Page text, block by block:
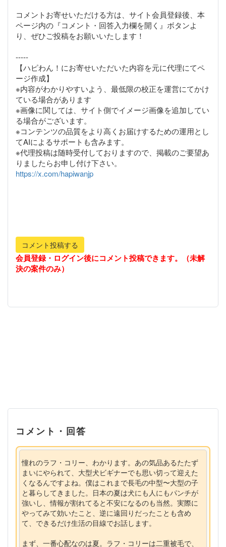
コメントお寄せいただける方は、サイト会員登録後、本
ページ内の『コメント・回答入力欄を開く』ボタンよ
り、ぜひご投稿をお願いいたします！
-----
【ハピわん！にお寄せいただいた内容を元に代理にてペ
ージ作成】
※内容がわかりやすいよう、最低限の校正を運営にてかけ
ている場合があります
※画像に関しては、サイト側でイメージ画像を追加してい
る場合がございます。
※コンテンツの品質をより高くお届けするための運用とし
てAIによるサポートも含みます。
※代理投稿は随時受付しておりますので、掲載のご要望あ
https://x.com/hapiwanjp
コメント投稿する
会員登録・ログイン後にコメント投稿できます。（未解
決の案件のみ）
コメント・回答
憧れのラフ・コリー、わかります。あの気品あるたたず
まいにやられて、大型犬ビギナーでも思い切って迎えた
くなるんですよね。僕はこれまで長毛の中型〜大型の子
と暮らしてきました。日本の夏は犬にも人にもパンチが
強いし、情報が割れてると不安になるのも当然。実際に
やってみて効いたこと、逆に遠回りだったことも含め
て、できるだけ生活の目線でお話します。
まず、一番心配なのは夏。ラフ・コリーは二重被毛で、